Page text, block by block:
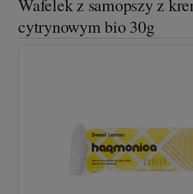
Wafelek z samopszy z
cytrynowym bio 30g